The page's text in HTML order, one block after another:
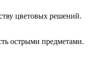
цветовых решений.
острыми предметами.